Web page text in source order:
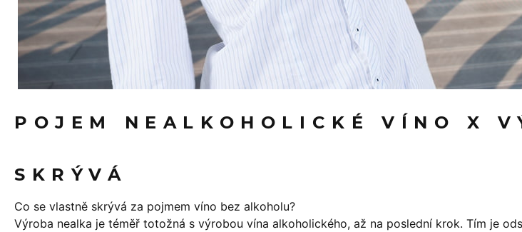
POJEM NEALKOHOLICKÉ VÍNO X
SKRÝVÁ
Co se vlastně skrývá za pojmem víno bez alkoholu?
Výroba nealka je téměř totožná s výrobou vína alkoholického, až na poslední krok. Tím je